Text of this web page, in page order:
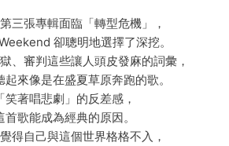
三張專輯面臨「轉型危機」，
卻聰明地選擇了深挖。
、審判這些讓人頭皮發麻的詞彙，
來像是在盛夏草原奔跑的歌。
笑著唱悲劇」的反差感，
首歌能成為經典的原因。
得自己與這個世界格格不入，